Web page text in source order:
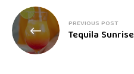
PREVIOUS POST
Tequila Sunrise